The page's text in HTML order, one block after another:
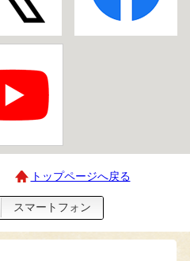
トップページへ戻る
スマートフォン